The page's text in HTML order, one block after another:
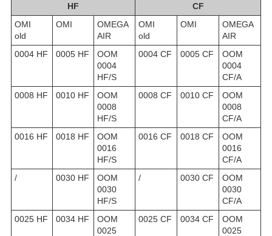
HF
CF
OMI
old
OMI
OMEGA
AIR
OMI
old
OMI
OMEGA
AIR
0004 HF
0005 HF
OOM
0004
HF/S
0004 CF 0005 CF
OOM
0004
CF/A
0008 HF
0010 HF
OOM
0008
HF/S
0008 CF 0010 CF
OOM
0008
CF/A
0016 HF
0018 HF
OOM
0016
HF/S
0016 CF 0018 CF
OOM
0016
CF/A
/
0030 HF
OOM
0030
HF/S
/ 0030 CF
OOM
0030
CF/A
0025 HF
0034 HF
OOM
0025
0025 CF 0034 CF
OOM
0025